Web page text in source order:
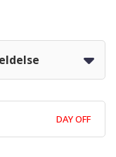
DAY OFF